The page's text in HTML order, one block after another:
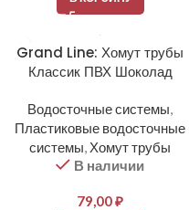
Grand Line: Хомут трубы
Классик ПВХ Шоколад
Водосточные системы,
Пластиковые водосточные
системы, Хомут трубы
В наличии
79,00₽